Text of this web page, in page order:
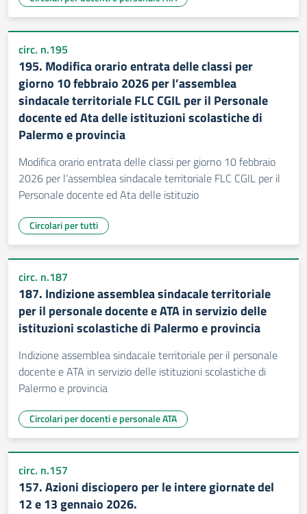
circ. n.195
195. Modifica orario entrata delle classi per
giorno 10 febbraio 2026 per l’assemblea
sindacale territoriale FLC CGIL per il Personale
docente ed Ata delle istituzioni scolastiche di
Palermo e provincia
Modifica orario entrata delle classi per giorno 10 febbraio
2026 per l’assemblea sindacale territoriale FLC CGIL per il
Personale docente ed Ata delle istituzio
Circolari per tutti
circ. n.187
187. Indizione assemblea sindacale territoriale
per il personale docente e ATA in servizio delle
istituzioni scolastiche di Palermo e provincia
Indizione assemblea sindacale territoriale per il personale
docente e ATA in servizio delle istituzioni scolastiche di
Palermo e provincia
Circolari per docenti e personale ATA
circ. n.157
157. Azioni disciopero per le intere giornate del
12 e 13 gennaio 2026.